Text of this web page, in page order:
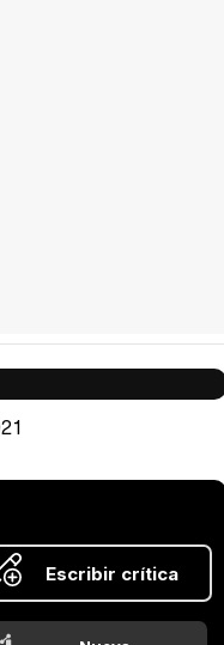
Escribir crítica